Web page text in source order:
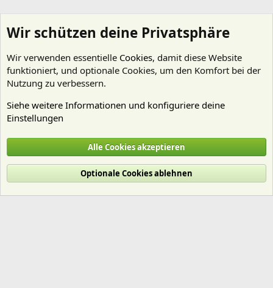
Cookies
Deutsch (Du)
Nutzungsbedingungen
Datenschutz Hilfe und Impressum
R
Wir schützen deine Privatsphäre
Wir verwenden essentielle Cookies, damit diese Website
funktioniert, und optionale Cookies, um den Komfort bei der
Nutzung zu verbessern.
Siehe weitere Informationen und konfiguriere deine
Einstellungen
Alle Cookies akzeptieren
Optionale Cookies ablehnen